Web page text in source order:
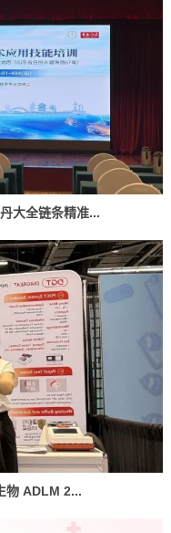
大全链条精准...
物 ADLM 2...